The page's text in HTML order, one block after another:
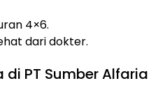
4×6.
dari dokter.
PT Sumber Alfaria